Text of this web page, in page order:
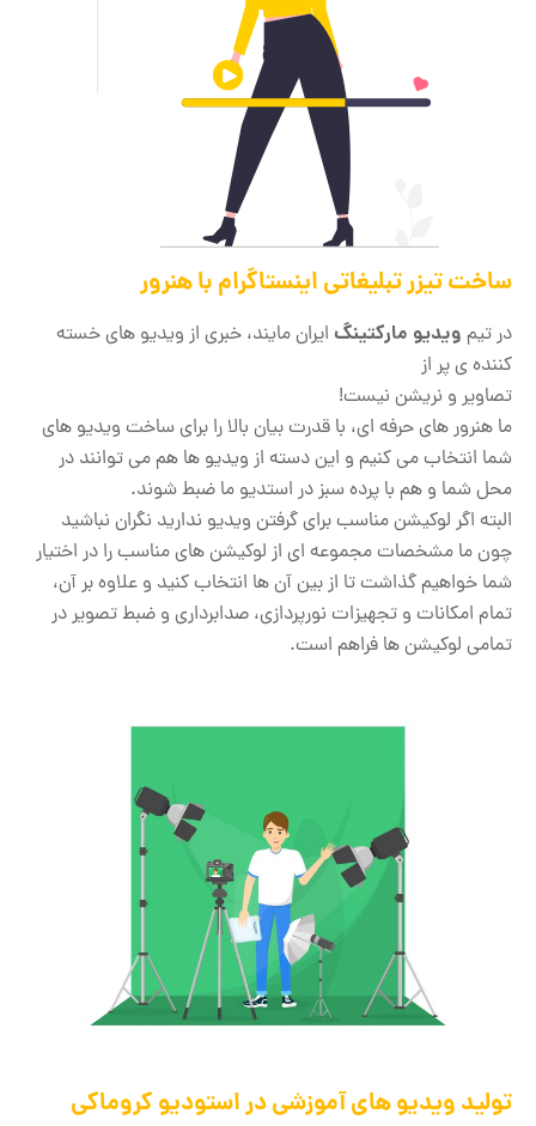
ساخت تیزر تبلیغاتی اینستاگرام با هنرور
در تیم ویدیو مارکتینگ ایران مایند، خبری از ویدیو های خسته
کننده ی پر از
تصاویر و نریشن نیست!
ما هنرور های حرفه ای، با قدرت بیان بالا را برای ساخت ویدیو های
شما انتخاب می کنیم و این دسته از ویدیو ها هم می توانند در
محل شما و هم با پرده سبز در استدیو ما ضبط شوند.
البته اگر لوکیشن مناسب برای گرفتن ویدیو ندارید نگران نباشید
چون ما مشخصات مجموعه ای از لوکیشن های مناسب را در اختیار
شما خواهیم گذاشت تا از بین آن ها انتخاب کنید و علاوه بر آن،
تمام امکانات و تجهیزات نورپردازی، صدابرداری و ضبط تصویر در
تمامی لوکیشن ها فراهم است.
تولید ویدیو های آموزشی در استودیو کروماکی